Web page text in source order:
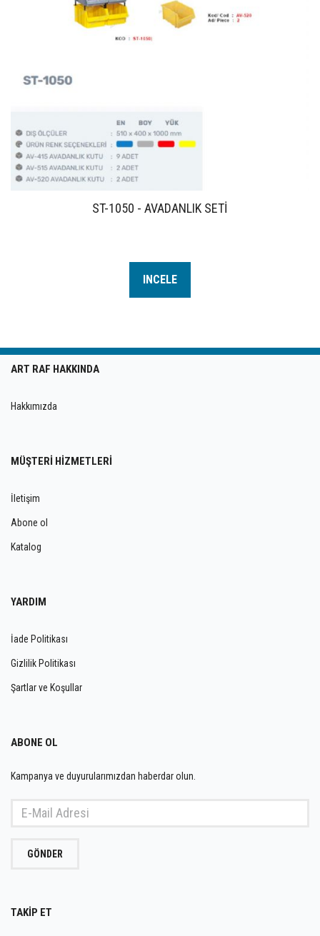
ST-1050 - AVADANLIK SETİ
INCELE
ART RAF HAKKINDA
Hakkımızda
MÜŞTERİ HİZMETLERİ
İletişim
Abone ol
Katalog
YARDIM
İade Politikası
Gizlilik Politikası
Şartlar ve Koşullar
ABONE OL
Kampanya ve duyurularımızdan haberdar olun.
GÖNDER
TAKİP ET